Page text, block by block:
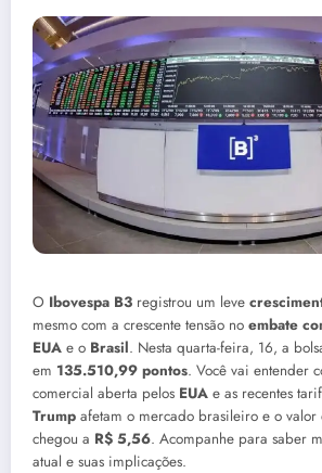
O Ibovespa B3 registrou um leve
mesmo com a crescente tensão no embate
EUA e o Brasil. Nesta quarta-feira, 16, a
em 135.510,99 pontos. Você vai entender
comercial aberta pelos EUA e as recentes
Trump afetam o mercado brasileiro e o valor
chegou a R$ 5,56. Acompanhe para saber
atual e suas implicações.